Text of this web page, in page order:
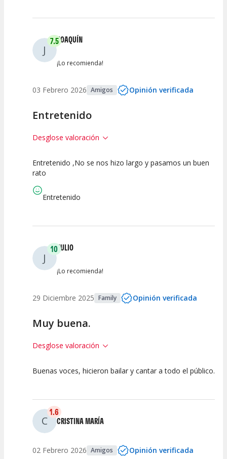
J
7.5JOAQUÍN
¡Lo recomienda!
03 Febrero 2026 Amigos Opinión verificada
Entretenido
Desglose valoración
7.5
Espectáculo
7.5 7.5
Entretenido ,No se nos hizo largo y pasamos un buen
rato
Entretenido
J
10JULIO
¡Lo recomienda!
29 Diciembre 2025 Family Opinión verificada
Muy buena.
Desglose valoración
10
Espectáculo
10
Escena
10
artística
Buenas voces, hicieron bailar y cantar a todo el público.
C
1.6
CRISTINA MARÍA
02 Febrero 2026 Amigos Opinión verificada